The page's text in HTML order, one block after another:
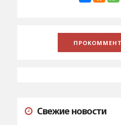
Свежие новости